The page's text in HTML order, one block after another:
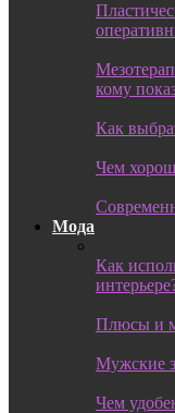
кому
Как
Чем
Мода
Как
Плюсы и
Мужские
Чем